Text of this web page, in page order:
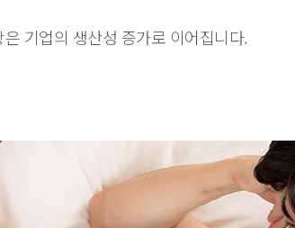
기업의 생산성 증가로 이어집니다.